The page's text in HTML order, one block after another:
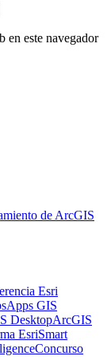
en este navegador
de ArcGIS
Esri
Apps GIS
DesktopArcGIS
EsriSmart
Concurso